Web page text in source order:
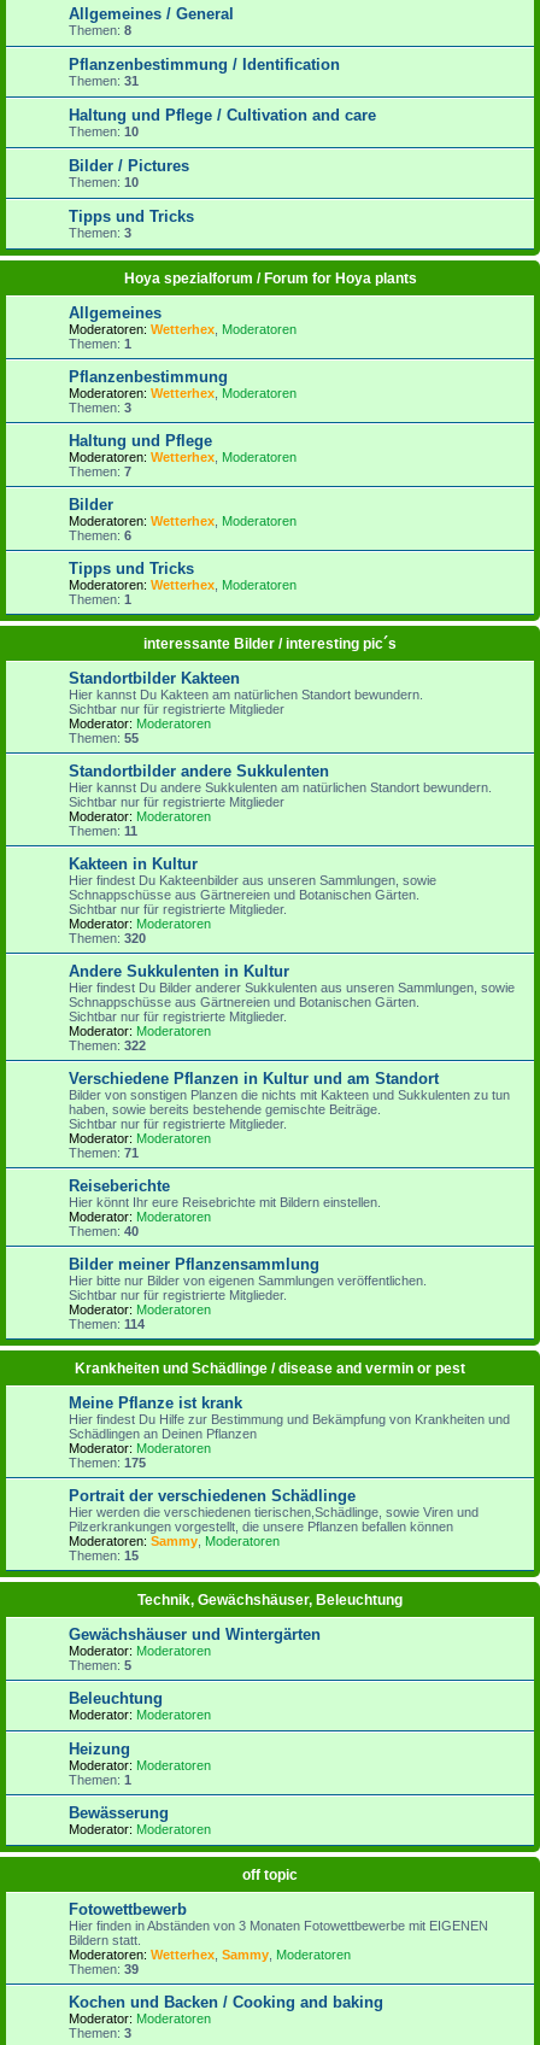
Allgemeines / General
Themen: 8
Pflanzenbestimmung / Identification
Themen: 31
Haltung und Pflege / Cultivation and care
Themen: 10
Bilder / Pictures
Themen: 10
Tipps und Tricks
Themen: 3
Hoya spezialforum / Forum for Hoya plants
Allgemeines
Moderatoren: Wetterhex Moderatoren
Themen: 1
Pflanzenbestimmung
Moderatoren: Wetterhex Moderatoren
Themen: 3
Haltung und Pflege
Moderatoren: Wetterhex Moderatoren
Themen: 7
Bilder
Moderatoren: Wetterhex Moderatoren
Themen: 6
Tipps und Tricks
Moderatoren: Wetterhex Moderatoren
Themen: 1
interessante Bilder / interesting pic´s
Standortbilder Kakteen
Hier kannst Du Kakteen am natürlichen Standort bewundern.
Sichtbar nur für registrierte Mitglieder
Moderator: Moderatoren
Themen: 55
Standortbilder andere Sukkulenten
Hier kannst Du andere Sukkulenten am natürlichen Standort bewundern.
Sichtbar nur für registrierte Mitglieder
Moderator: Moderatoren
Themen: 11
Kakteen in Kultur
Hier findest Du Kakteenbilder aus unseren Sammlungen, sowie
Schnappschüsse aus Gärtnereien und Botanischen Gärten.
Sichtbar nur für registrierte Mitglieder.
Moderator: Moderatoren
Themen: 320
Andere Sukkulenten in Kultur
Hier findest Du Bilder anderer Sukkulenten aus unseren Sammlungen, sowie
Schnappschüsse aus Gärtnereien und Botanischen Gärten.
Sichtbar nur für registrierte Mitglieder.
Moderator: Moderatoren
Themen: 322
Verschiedene Pflanzen in Kultur und am Standort
Bilder von sonstigen Planzen die nichts mit Kakteen und Sukkulenten zu tun
haben, sowie bereits bestehende gemischte Beiträge.
Sichtbar nur für registrierte Mitglieder.
Moderator: Moderatoren
Themen: 71
Reiseberichte
Hier könnt Ihr eure Reisebrichte mit Bildern einstellen.
Moderator: Moderatoren
Themen: 40
Bilder meiner Pflanzensammlung
Hier bitte nur Bilder von eigenen Sammlungen veröffentlichen.
Sichtbar nur für registrierte Mitglieder.
Moderator: Moderatoren
Themen: 114
Krankheiten und Schädlinge / disease and vermin or pest
Meine Pflanze ist krank
Hier findest Du Hilfe zur Bestimmung und Bekämpfung von Krankheiten und
Schädlingen an Deinen Pflanzen
Moderator: Moderatoren
Themen: 175
Portrait der verschiedenen Schädlinge
Hier werden die verschiedenen tierischen,Schädlinge, sowie Viren und
Pilzerkrankungen vorgestellt, die unsere Pflanzen befallen können
Moderatoren: Sammy Moderatoren
Themen: 15
Technik, Gewächshäuser, Beleuchtung
Gewächshäuser und Wintergärten
Moderator: Moderatoren
Themen: 5
Beleuchtung
Moderator: Moderatoren
Heizung
Moderator: Moderatoren
Themen: 1
Bewässerung
Moderator: Moderatoren
off topic
Fotowettbewerb
Hier finden in Abständen von 3 Monaten Fotowettbewerbe mit EIGENEN
Bildern statt.
Moderatoren: Wetterhex Sammy Moderatoren
Themen: 39
Kochen und Backen / Cooking and baking
Moderator: Moderatoren
Themen: 3